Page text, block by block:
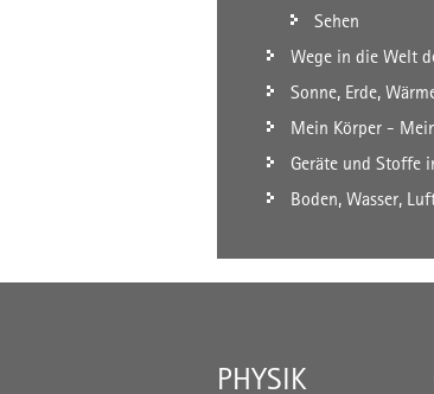
Sehen
Wege in die Welt
Sonne, Erde,
Mein Körper -
Geräte und Stoffe
Boden, Wasser,
PHYSIK